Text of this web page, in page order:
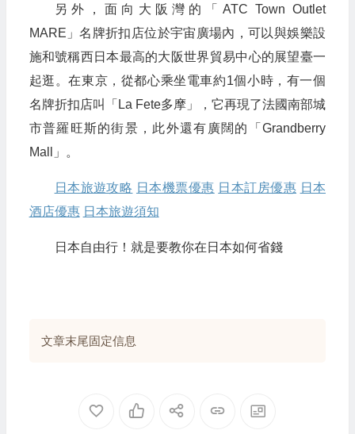
另外，面向大阪灣的「ATC Town Outlet
MARE」名牌折扣店位於宇宙廣場內，可以與娛樂設
施和號稱西日本最高的大阪世界貿易中心的展望臺一
起逛。在東京，從都心乘坐電車約1個小時，有一個
名牌折扣店叫「La Fete多摩」，它再現了法國南部城
市普羅旺斯的街景，此外還有廣闊的「Grandberry
Mall」。
日本旅遊攻略 日本機票優惠 日本訂房優惠 日本
酒店優惠 日本旅遊須知
日本自由行！就是要教你在日本如何省錢
文章末尾固定信息